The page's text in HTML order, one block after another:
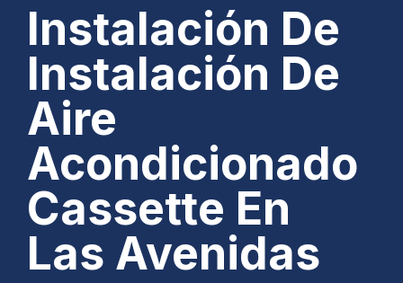
Instalación De
Instalación De
Aire
Acondicionado
Cassette En
Las Avenidas